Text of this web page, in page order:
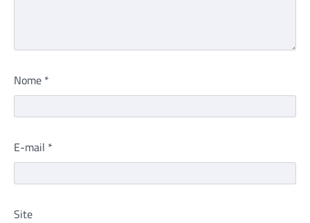
Nome *
E-mail *
Site